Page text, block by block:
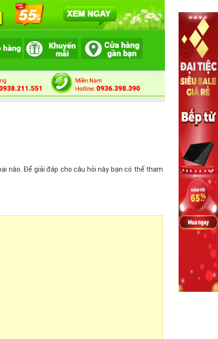
nào. Để giải đáp cho câu hỏi này bạn có thể tham